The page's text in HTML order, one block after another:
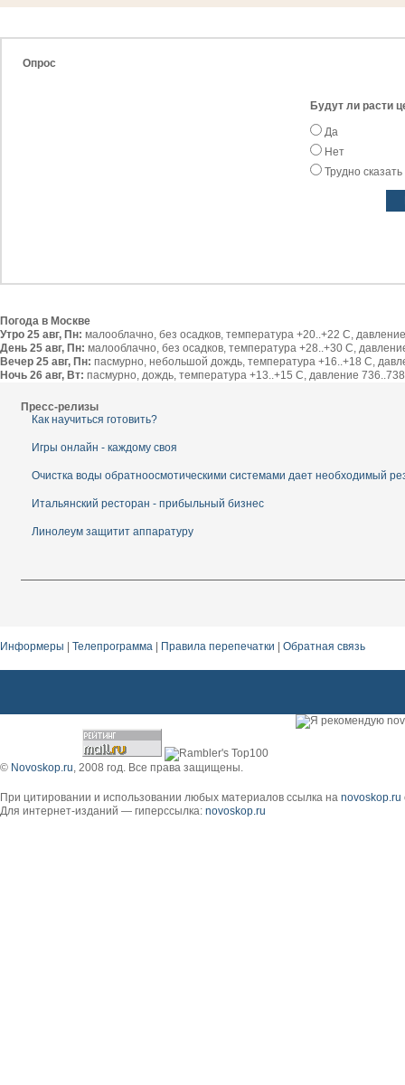
Опрос
Будут ли расти
Да
Нет
Трудно сказать
Погода в Москве
Утро 25 авг, Пн: малооблачно, без осадков, температура +20..+22 С,
День 25 авг, Пн: малооблачно, без осадков, температура +28..+30 С,
Вечер 25 авг, Пн: пасмурно, небольшой дождь, температура +16..+18 С,
Ночь 26 авг, Вт: пасмурно, дождь, температура +13..+15 С, давление
Пресс-релизы
Как научиться готовить?
Игры онлайн - каждому своя
Очистка воды обратноосмотическими системами дает необходимый
Итальянский ресторан - прибыльный бизнес
Линолеум защитит аппаратуру
Информеры Телепрограмма Правила перепечатки Обратная связь
© Novoskop.ru, 2008 год. Все права защищены.
При цитировании и использовании любых материалов ссылка на novoskop.ru
Для интернет-изданий — гиперссылка: novoskop.ru